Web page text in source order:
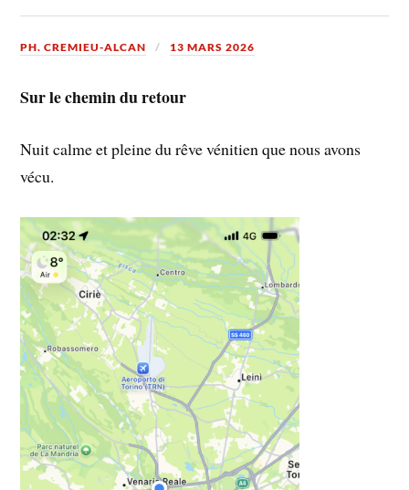
PH. CREMIEU-ALCAN 13 MARS 2026
Sur le chemin du retour
Nuit calme et pleine du rêve vénitien que nous avons
vécu.